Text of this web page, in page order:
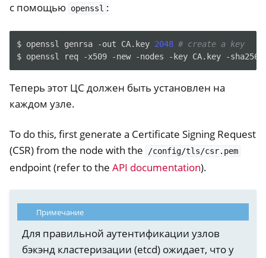
с помощью openssl :
$ openssl genrsa -out CA.key 2048 # create a key
$ openssl req -x509 -new -nodes -key CA.key -sha256
Теперь этот ЦС должен быть установлен на
каждом узле.
To do this, first generate a Certificate Signing Request
(CSR) from the node with the
/config/tls/csr.pem
endpoint (refer to the API documentation).
Примечание
Для правильной аутентификации узлов
бэкэнд кластеризации (etcd) ожидает, что у